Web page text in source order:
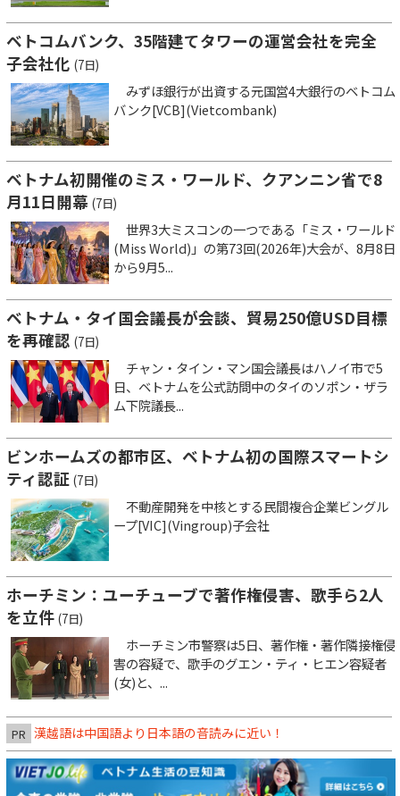
ベトコムバンク、35階建てタワーの運営会社を完全
子会社化 (7日)
みずほ銀行が出資する元国営4大銀行のベトコム
バンク[VCB](Vietcombank)
ベトナム初開催のミス・ワールド、クアンニン省で8
月11日開幕 (7日)
世界3大ミスコンの一つである「ミス・ワールド
(Miss World)」の第73回(2026年)大会が、8月8日
から9月5...
ベトナム・タイ国会議長が会談、貿易250億USD目標
を再確認 (7日)
チャン・タイン・マン国会議長はハノイ市で5
日、ベトナムを公式訪問中のタイのソポン・ザラ
ム下院議長...
ビンホームズの都市区、ベトナム初の国際スマートシ
ティ認証 (7日)
不動産開発を中核とする民間複合企業ビングル
ープ[VIC](Vingroup)子会社
ホーチミン：ユーチューブで著作権侵害、歌手ら2人
を立件 (7日)
ホーチミン市警察は5日、著作権・著作隣接権侵
害の容疑で、歌手のグエン・ティ・ヒエン容疑者
(女)と、...
PR 漢越語は中国語より日本語の音読みに近い！